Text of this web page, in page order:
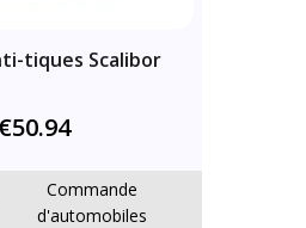
tiques Scalibor
€50.94
Commande
d'automobiles